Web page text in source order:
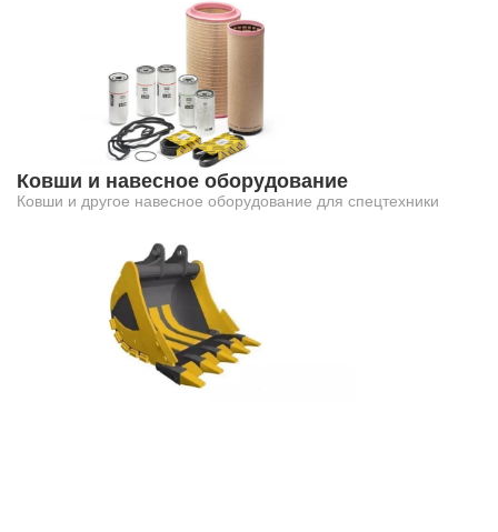
Ковши и навесное оборудование
Ковши и другое навесное оборудование для спецтехники